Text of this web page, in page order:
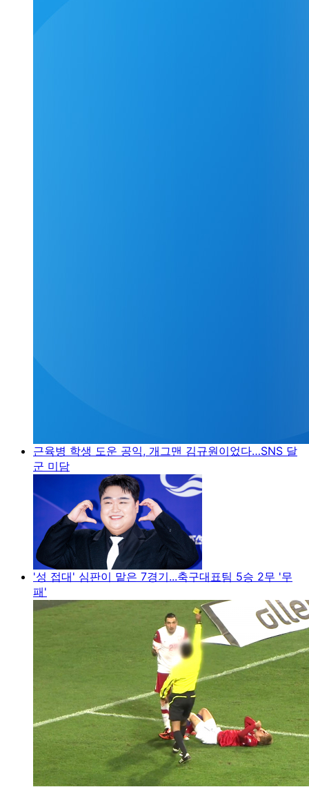
근육병 학생 도운 공익, 개그맨 김규원이었다…SNS 달
군 미담
'성 접대' 심판이 맡은 7경기...축구대표팀 5승 2무 '무
패'